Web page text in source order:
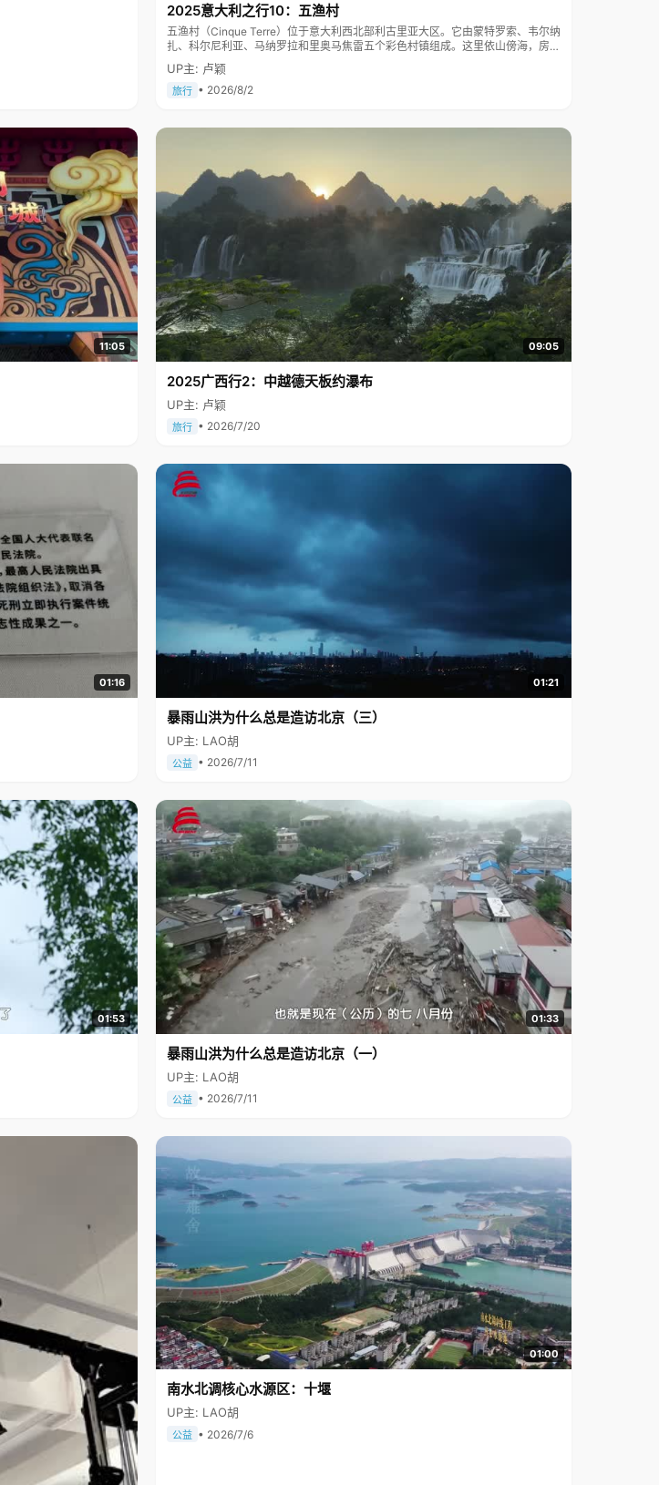
2025意大利之行10：五渔村
五渔村（Cinque Terre）位于意大利西北部利古里亚大区。它由蒙特罗索、韦尔纳
扎、科尔尼利亚、马纳罗拉和里奥马焦雷五个彩色村镇组成。这里依山傍海，房屋
色彩斑斓，1997年被列为世界文化遗产。
UP主: 卢颖
旅行 • 2026/8/2
11:05 09:05
2025广西行2：中越德天板约瀑布
UP主: 卢颖
旅行 • 2026/7/20
01:16 01:21
暴雨山洪为什么总是造访北京（三）
UP主: LAO胡
公益 • 2026/7/11
01:53 01:33
暴雨山洪为什么总是造访北京（一）
UP主: LAO胡
公益 • 2026/7/11
01:00
南水北调核心水源区：十堰
UP主: LAO胡
公益 • 2026/7/6